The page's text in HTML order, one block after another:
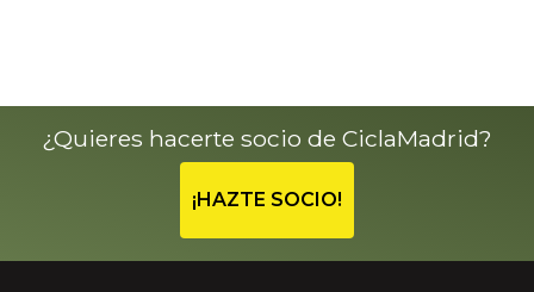
¿Quieres hacerte socio de CiclaMadrid?
¡HAZTE SOCIO!